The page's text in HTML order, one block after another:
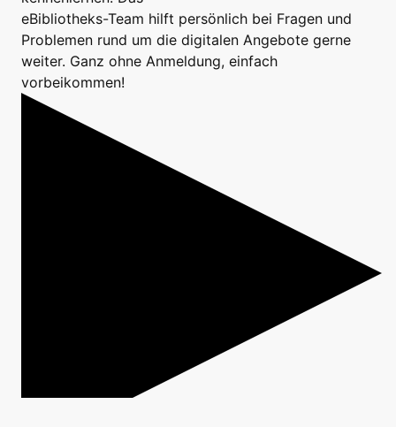
eBibliotheks-Team hilft persönlich bei Fragen und
Problemen rund um die digitalen Angebote gerne
weiter. Ganz ohne Anmeldung, einfach
vorbeikommen!